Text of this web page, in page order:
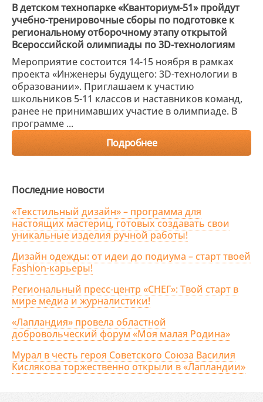
В детском технопарке «Кванториум-51» пройдут
учебно-тренировочные сборы по подготовке к
региональному отборочному этапу открытой
Всероссийской олимпиады по 3D-технологиям
Мероприятие состоится 14-15 ноября в рамках
проекта «Инженеры будущего: 3D-технологии в
образовании». Приглашаем к участию
школьников 5-11 классов и наставников команд,
ранее не принимавших участие в олимпиаде. В
программе ...
Подробнее
Последние новости
«Текстильный дизайн» – программа для
настоящих мастериц, готовых создавать свои
уникальные изделия ручной работы!
Дизайн одежды: от идеи до подиума – старт твоей
Fashion-карьеры!
Региональный пресс-центр «СНЕГ»: Твой старт в
мире медиа и журналистики!
«Лапландия» провела областной
добровольческий форум «Моя малая Родина»
Мурал в честь героя Советского Союза Василия
Кислякова торжественно открыли в «Лапландии»